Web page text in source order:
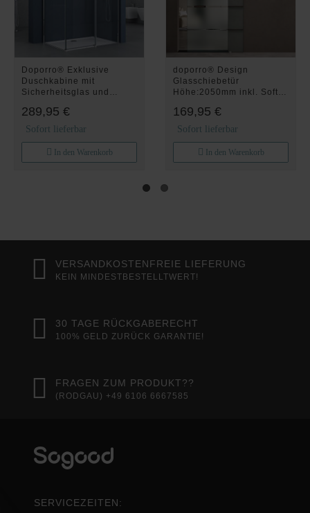
Doporro® Exklusive
Duschkabine mit
Sicherheitsglas und
80x120 cm Eck-Dusche
mit praktischer Schiebetür
289,95 €
Sofort lieferbar
In den Warenkorb
doporro® Design
Glasschiebetür
Höhe:2050mm inkl. Soft-
Wandabstand Schiebetür
mit ESG-Sicherheitsglas
Milchglas-Streifen Amalfi
169,95 €
Sofort lieferbar
In den Warenkorb
VERSANDKOSTENFREIE LIEFERUNG
KEIN MINDESTBESTELLTWERT!
30 TAGE RÜCKGABERECHT
100% GELD ZURÜCK GARANTIE!
FRAGEN ZUM PRODUKT??
(RODGAU) +49 6106 6667585
SERVICEZEITEN: